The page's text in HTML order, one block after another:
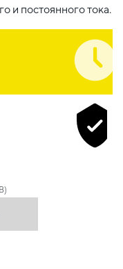
и постоянного тока.